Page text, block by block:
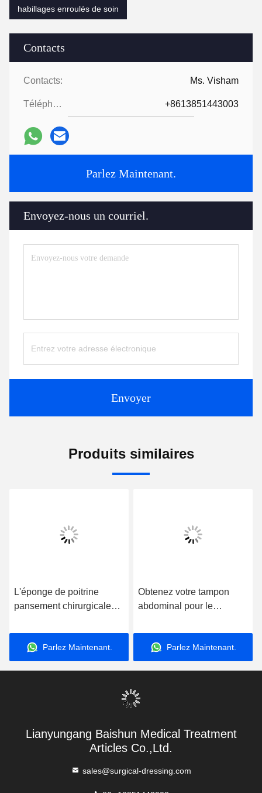
Contacts
Contacts: Ms. Visham
Téléphone: +8613851443003
Parlez Maintenant.
Envoyez-nous un courriel.
Envoyer
habillages enroulés de soin
Produits similaires
L'éponge de poitrine
pansement chirurgicale
durée de conservation
pansement médical
absorbant et blanchi pour
Parlez Maintenant.
Obtenez votre tampon
abdominal pour le
de la plaie L' éponge de
poitrine absorbant de
coton médical Blanc
Parlez Maintenant.
Lianyungang Baishun Medical Treatment
Articles Co.,Ltd.
sales@surgical-dressing.com